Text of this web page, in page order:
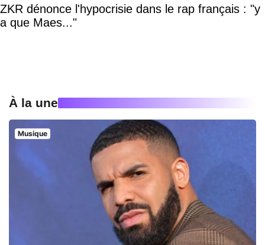
ZKR dénonce l'hypocrisie dans le rap français : "y
a que Maes..."
À la une
Musique